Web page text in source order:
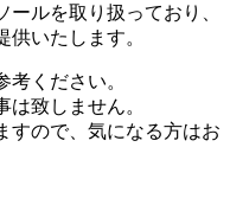
ルを取り扱っており、
いたします。
考ください。
致しません。
すので、気になる方はお